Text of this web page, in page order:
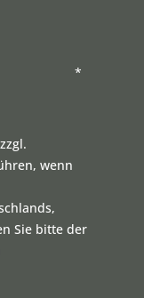
*
wenn
Sie bitte der